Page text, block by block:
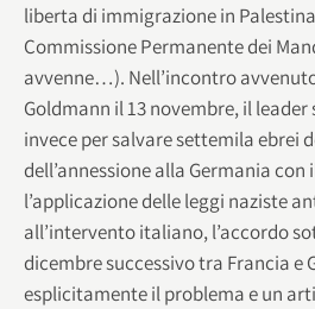
liberta di immigrazione in
Commissione Permanente dei
avvenne…). Nell’incontro
Goldmann il 13 novembre, il
invece per salvare settemila ebrei
dell’annessione alla Germania con
l’applicazione delle leggi naziste
all’intervento italiano, l’accordo
dicembre successivo tra Francia e
esplicitamente il problema e un